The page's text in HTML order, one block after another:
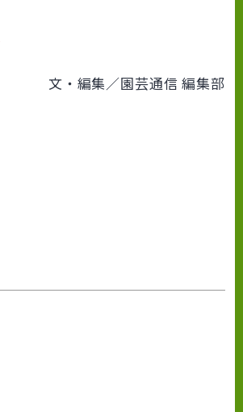
文・編集／園芸通信 編集部